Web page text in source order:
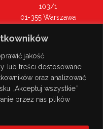
jakość
lub treści dostosowane
oraz analizować
„Akceptuj wszystkie”
przez nas plików
103/1
01-355 Warszawa
Zobacz na mapie >